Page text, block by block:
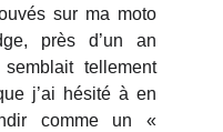
sur ma moto
près d’un an
tellement
j’ai hésité à en
comme un «